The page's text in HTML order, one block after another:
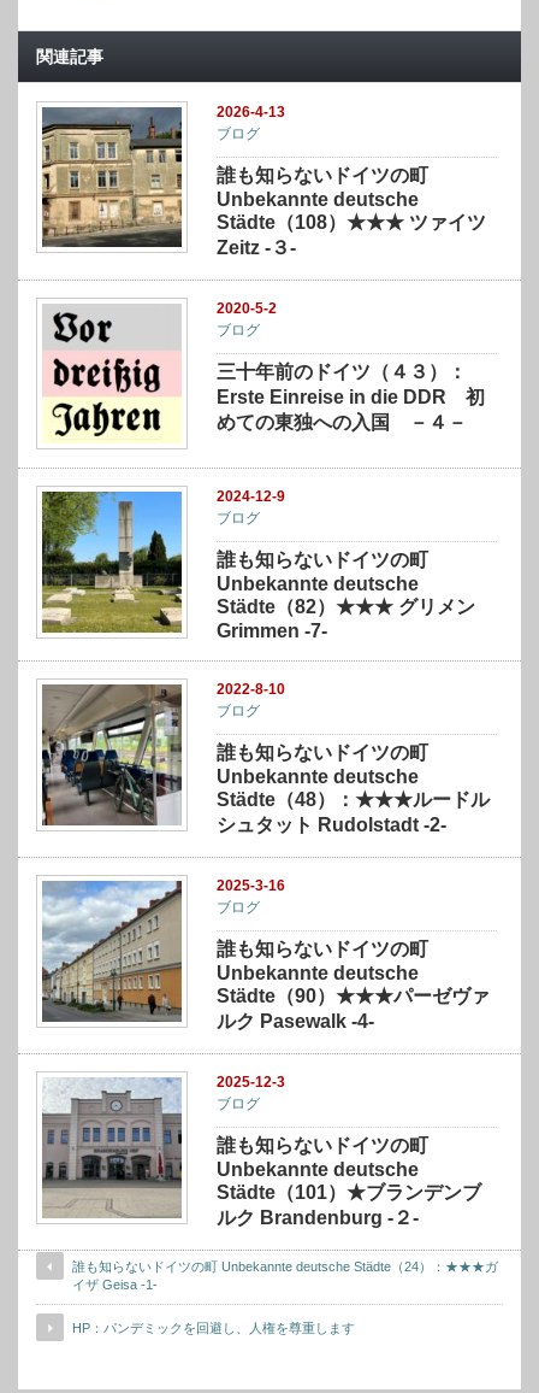
関連記事
2026-4-13
ブログ
誰も知らないドイツの町
Unbekannte deutsche
Städte（108）★★★ ツァイツ
Zeitz -３-
2020-5-2
ブログ
三十年前のドイツ（４３）：
Erste Einreise in die DDR 初
めての東独への入国 －４－
2024-12-9
ブログ
誰も知らないドイツの町
Unbekannte deutsche
Städte（82）★★★ グリメン
Grimmen -7-
2022-8-10
ブログ
誰も知らないドイツの町
Unbekannte deutsche
Städte（48）：★★★ルードル
シュタット Rudolstadt -2-
2025-3-16
ブログ
誰も知らないドイツの町
Unbekannte deutsche
Städte（90）★★★パーゼヴァ
ルク Pasewalk -4-
2025-12-3
ブログ
誰も知らないドイツの町
Unbekannte deutsche
Städte（101）★ブランデンブ
ルク Brandenburg -２-
誰も知らないドイツの町 Unbekannte deutsche Städte（24）：★★★ガ
イザ Geisa -1-
HP：パンデミックを回避し、人権を尊重します